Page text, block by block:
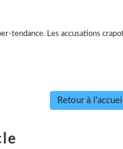
Les accusations
Retour à l'accueil